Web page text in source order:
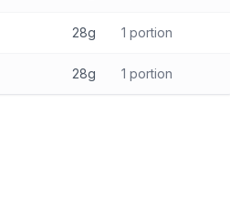
28g 1 portion
28g 1 portion